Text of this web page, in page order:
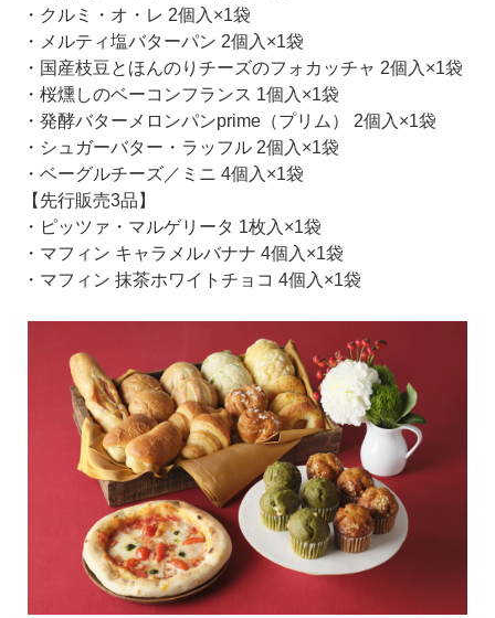
・クルミ・オ・レ 2個入×1袋
・メルティ塩バターパン 2個入×1袋
・国産枝豆とほんのりチーズのフォカッチャ 2個入×1袋
・桜燻しのベーコンフランス 1個入×1袋
・発酵バターメロンパンprime（プリム） 2個入×1袋
・シュガーバター・ラッフル 2個入×1袋
・ベーグルチーズ／ミニ 4個入×1袋
【先行販売3品】
・ピッツァ・マルゲリータ 1枚入×1袋
・マフィン キャラメルバナナ 4個入×1袋
・マフィン 抹茶ホワイトチョコ 4個入×1袋